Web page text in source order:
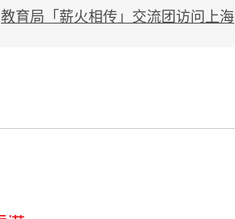
教育局「薪火相传」交流团访问上海